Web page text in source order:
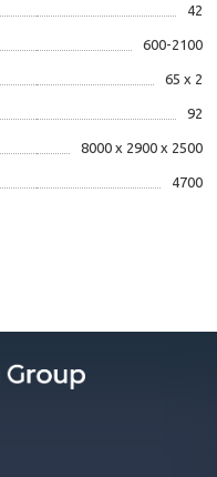
42
600-2100
65 x 2
92
8000 х 2900 х 2500
4700